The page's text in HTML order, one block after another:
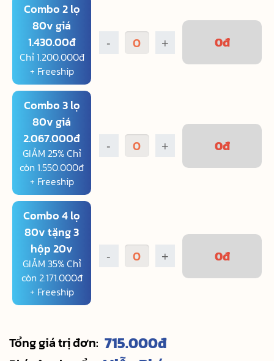
Combo 2 lọ
80v giá
1.430.00đ
Chỉ 1.200.000đ
+ Freeship
- + 0đ
Combo 3 lọ
80v giá
2.067.000đ
GIẢM 25% Chỉ
còn 1.550.000đ
+ Freeship
- + 0đ
Combo 4 lọ
80v tặng 3
hộp 20v
GIẢM 35% Chỉ
còn 2.171.000đ
+ Freeship
- + 0đ
Tổng giá trị đơn: 715.000đ